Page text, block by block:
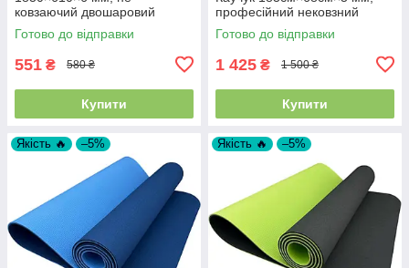
ковзаючий двошаровий
килимок для фітнесу, TPE-
ТС, зелений верх/сірий низ
Готово до відправки
551 ₴ 580 ₴
Купити
професійний нековзний
Готово до відправки
1 425 ₴ 1 500 ₴
Купити
Якість 🔥 –5% Якість 🔥 –5%